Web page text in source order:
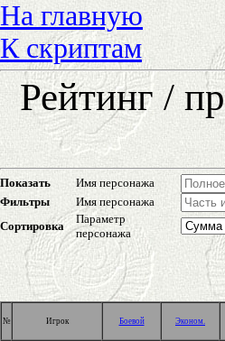
На главную
К скриптам
Рейтинг /
Показать
Имя персонажа
Фильтры
Имя персонажа
Сортировка
Параметр
персонажа
№ Игрок Боевой Эконом.